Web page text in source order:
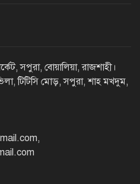
মাদরাসার সব শিক্ষার্থী ফেল
সপুরা, বোয়ালিয়া, রাজশাহী।
টিটিসি মোড়, সপুরা, শাহ মখদুম,
,